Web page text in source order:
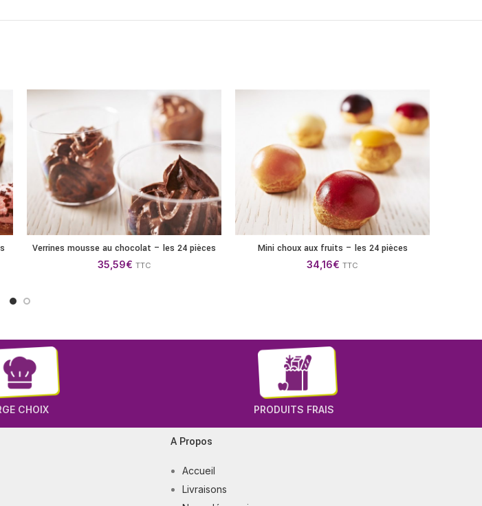
AJOUTER AU PANIER
Verrines mousse au chocolat – les 24 pièces
35,59€ TTC
AJOUTER AU PANIER
Mini choux aux fruits – les 24 pièces
34,16€ TTC
CHOIX PRODUITS FRAIS
A Propos
Accueil
Livraisons